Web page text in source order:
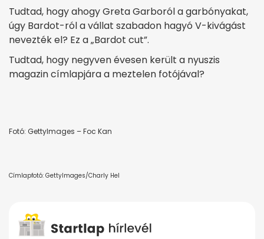
Tudtad, hogy ahogy Greta Garboról a garbónyakat,
úgy Bardot-ról a vállat szabadon hagyó V-kivágást
nevezték el? Ez a „Bardot cut”.
Tudtad, hogy negyven évesen került a nyuszis
magazin címlapjára a meztelen fotójával?
Fotó: GettyImages – Foc Kan
Címlapfotó: GettyImages/Charly Hel